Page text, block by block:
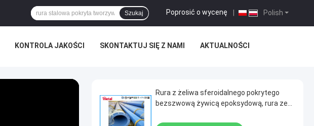
Polish
Poprosić o wycenę
Szukaj
KONTROLA JAKOŚCI SKONTAKTUJ SIĘ Z NAMI AKTUALNOŚCI
Rura z żeliwa sferoidalnego pokrytego
bezszwową żywicą epoksydową, rura ze